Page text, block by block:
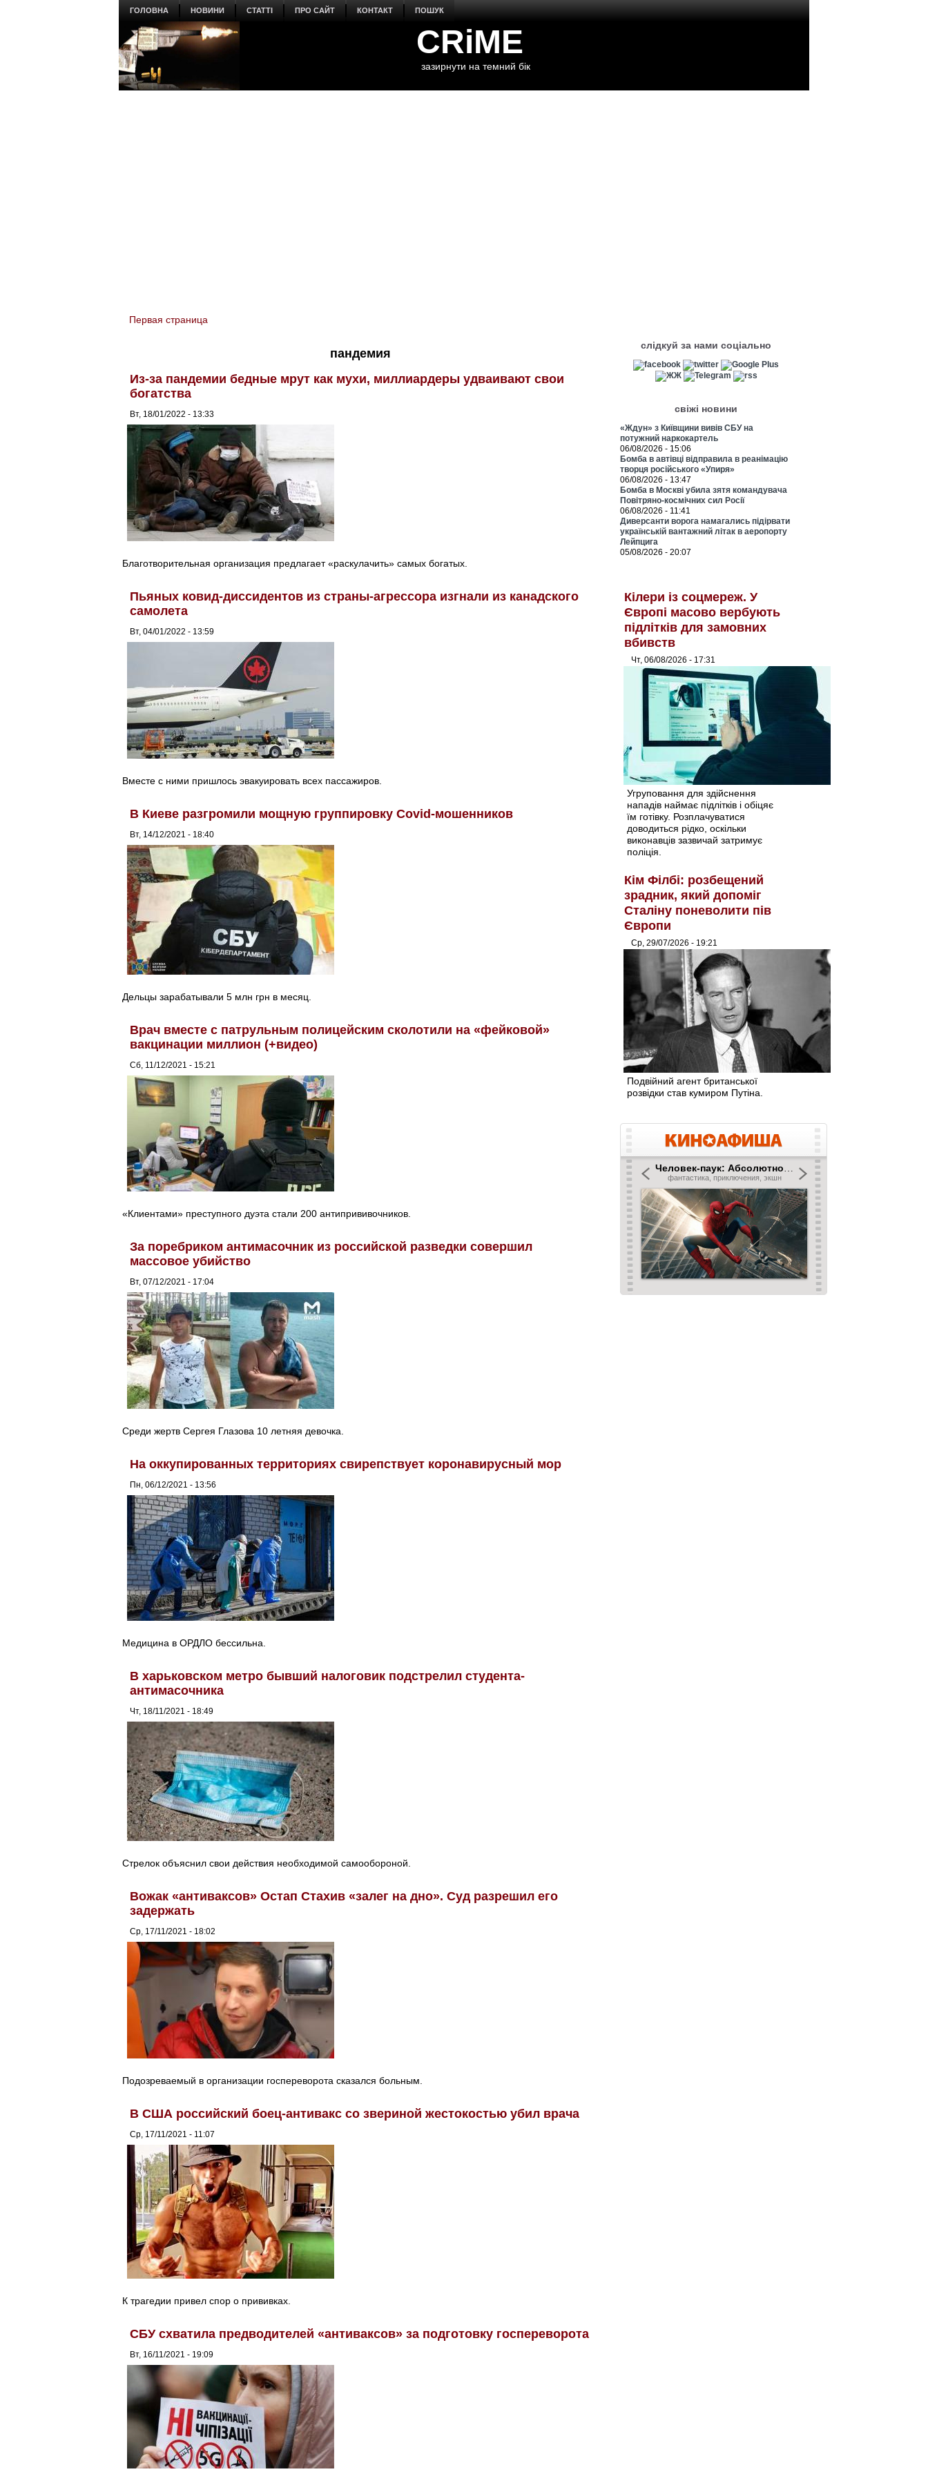
ГОЛОВНА НОВИНИ СТАТТІ ПРО САЙТ КОНТАКТ ПОШУК
CRiME
зазирнути на темний бік
You are here
Первая страница
пандемия
Из-за пандемии бедные мрут как мухи, миллиардеры удваивают свои
богатства
Вт, 18/01/2022 - 13:33
Благотворительная организация предлагает «раскулачить» самых богатых.
Пьяных ковид-диссидентов из страны-агрессора изгнали из канадского
самолета
Вт, 04/01/2022 - 13:59
Вместе с ними пришлось эвакуировать всех пассажиров.
В Киеве разгромили мощную группировку Covid-мошенников
Вт, 14/12/2021 - 18:40
Дельцы зарабатывали 5 млн грн в месяц.
Врач вместе с патрульным полицейским сколотили на «фейковой»
вакцинации миллион (+видео)
Сб, 11/12/2021 - 15:21
«Клиентами» преступного дуэта стали 200 антипрививочников.
За поребриком антимасочник из российской разведки совершил
массовое убийство
Вт, 07/12/2021 - 17:04
Среди жертв Сергея Глазова 10 летняя девочка.
На оккупированных территориях свирепствует коронавирусный мор
Пн, 06/12/2021 - 13:56
Медицина в ОРДЛО бессильна.
В харьковском метро бывший налоговик подстрелил студента-
антимасочника
Чт, 18/11/2021 - 18:49
Стрелок объяснил свои действия необходимой самообороной.
Вожак «антиваксов» Остап Стахив «залег на дно». Суд разрешил его
задержать
Ср, 17/11/2021 - 18:02
Подозреваемый в организации госпереворота сказался больным.
В США российский боец-антивакс со звериной жестокостью убил врача
Ср, 17/11/2021 - 11:07
К трагедии привел спор о прививках.
СБУ схватила предводителей «антиваксов» за подготовку госпереворота
Вт, 16/11/2021 - 19:09
слідкуй за нами соціально
свіжі новини
«Ждун» з Київщини вивів СБУ на
потужний наркокартель
06/08/2026 - 15:06
Бомба в автівці відправила в реанімацію
творця російського «Упиря»
06/08/2026 - 13:47
Бомба в Москві убила зятя командувача
Повітряно-космічних сил Росії
06/08/2026 - 11:41
Диверсанти ворога намагались підірвати
українській вантажний літак в аеропорту
Лейпцига
05/08/2026 - 20:07
Кілери із соцмереж. У
Європі масово вербують
підлітків для замовних
вбивств
Чт, 06/08/2026 - 17:31
Угруповання для здійснення
нападів наймає підлітків і обіцяє
їм готівку. Розплачуватися
доводиться рідко, оскільки
виконавців зазвичай затримує
поліція.
Кім Філбі: розбещений
зрадник, який допоміг
Сталіну поневолити пів
Європи
Ср, 29/07/2026 - 19:21
Подвійний агент британської
розвідки став кумиром Путіна.